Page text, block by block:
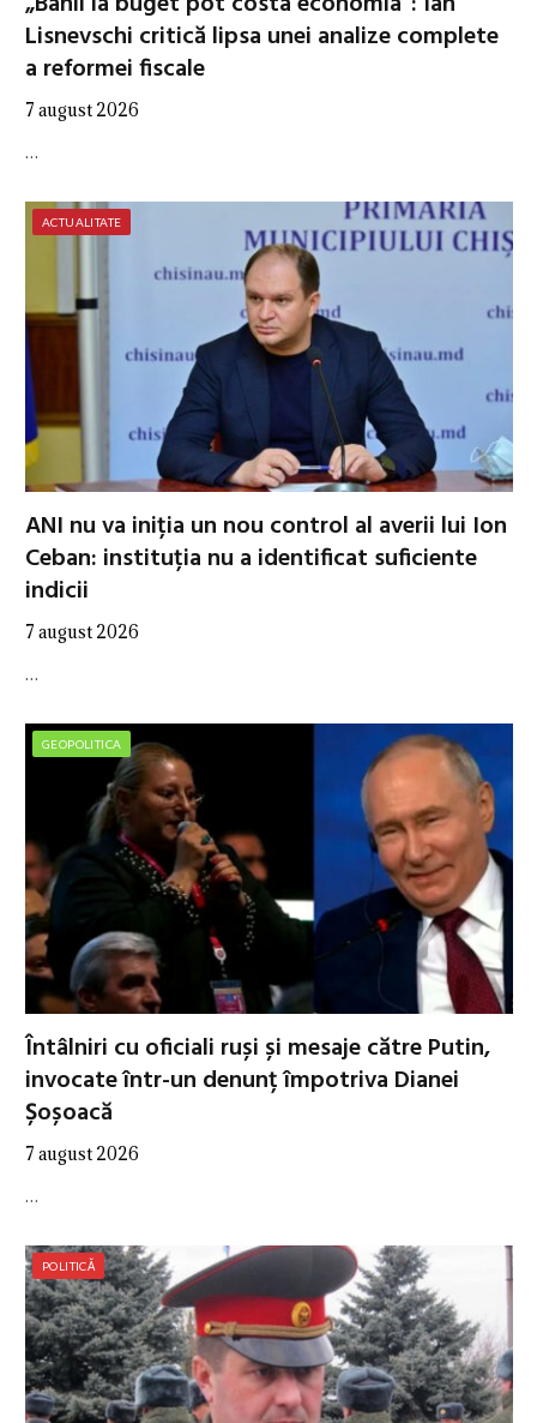
Lisnevschi critică lipsa unei analize complete
a reformei fiscale
7 august 2026
…
ACTUALITATE
ANI nu va iniția un nou control al averii lui Ion
Ceban: instituția nu a identificat suficiente
indicii
7 august 2026
…
GEOPOLITICA
Întâlniri cu oficiali ruși și mesaje către Putin,
invocate într-un denunț împotriva Dianei
Șoșoacă
7 august 2026
…
POLITICĂ